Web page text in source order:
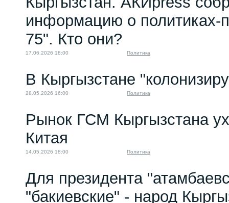
информацию о политиках-
75". Кто они?
17.06.2026 18:00 Политика
В Кыргызстане
28.05.2026 16:00 Политика
Рынок ГСМ Кыргызстана
Китая
14.05.2026 18:00 Политика
Для президента
"бакиевские" - народ